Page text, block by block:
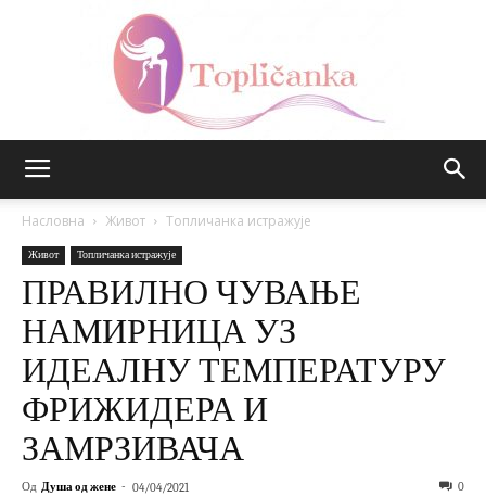
Насловна Живот Топличанка истражује
Живот Топличанка истражује
ПРАВИЛНО ЧУВАЊЕ
НАМИРНИЦА УЗ
ИДЕАЛНУ ТЕМПЕРАТУРУ
ФРИЖИДЕРА И
ЗАМРЗИВАЧА
Од Душа од жене - 04/04/2021 0